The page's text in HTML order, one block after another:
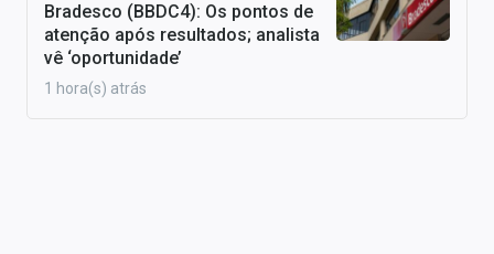
Bradesco (BBDC4): Os pontos de
atenção após resultados; analista
vê ‘oportunidade’
1 hora(s) atrás